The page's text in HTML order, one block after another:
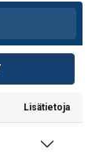
Lisätietoja